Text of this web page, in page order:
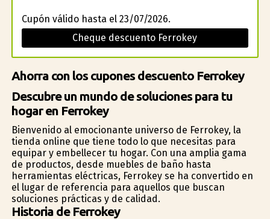
Cupón válido hasta el 23/07/2026.
Cheque descuento Ferrokey
Ahorra con los cupones descuento Ferrokey
Descubre un mundo de soluciones para tu
hogar en Ferrokey
Bienvenido al emocionante universo de Ferrokey, la
tienda online que tiene todo lo que necesitas para
equipar y embellecer tu hogar. Con una amplia gama
de productos, desde muebles de baño hasta
herramientas eléctricas, Ferrokey se ha convertido en
el lugar de referencia para aquellos que buscan
soluciones prácticas y de calidad.
Historia de Ferrokey